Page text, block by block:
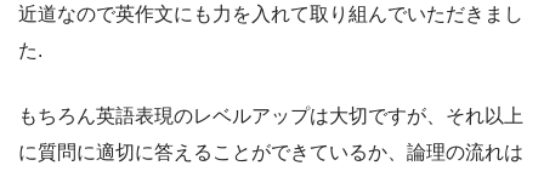
近道なので英作文にも力を入れて取り組んでいただきまし
た.
もちろん英語表現のレベルアップは大切ですが、それ以上
に質問に適切に答えることができているか、論理の流れは